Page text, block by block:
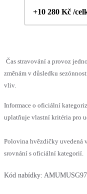
+10 280 Kč /
Čas stravování a provoz
změnám v důsledku
vliv.
Informace o oficiální
uplatňuje vlastní kritéria pro
Polovina hvězdičky uvedená
srovnání s oficiální kategorií.
Kód nabídky: